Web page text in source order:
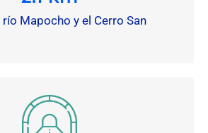
Mapocho y el Cerro San